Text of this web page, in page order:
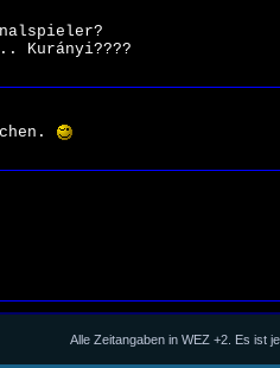
Kurányi????
Alle Zeitangaben in WEZ +2. Es ist